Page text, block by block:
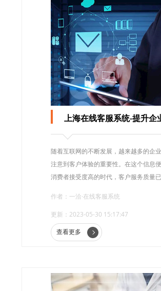
上海在线客服系统-提升企业客户服务
随着互联网的不断发展，越来越多的企
注意到客户体验的重要性。在这个信息便
消费者接受度高的时代，客户服务质量
作者：一洽·在线客服系统
更新：2023-05-30 15:17:47
查看更多